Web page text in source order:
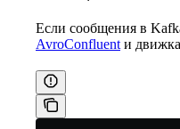
Если сообщения в
AvroConfluent и движка